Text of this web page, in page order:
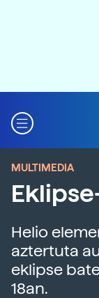
MULTIMEDIA
Helio
aztertuta
eklipse
18an.